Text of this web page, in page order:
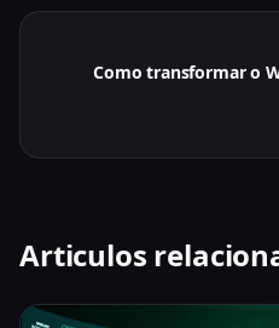
Como transformar o
Articulos